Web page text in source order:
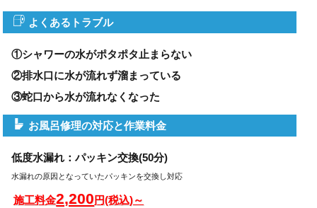
よくあるトラブル
①シャワーの水がポタポタ止まらない
②排水口に水が流れず溜まっている
③蛇口から水が流れなくなった
お風呂修理の対応と作業料金
低度水漏れ：パッキン交換(50分)
水漏れの原因となっていたパッキンを交換し対応
施工料金2,200円(税込)～